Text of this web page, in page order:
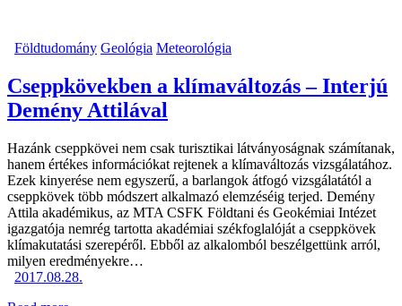
Földtudomány Geológia Meteorológia
Cseppkövekben a klímaváltozás – Interjú
Demény Attilával
Hazánk cseppkövei nem csak turisztikai látványoságnak számítanak,
hanem értékes információkat rejtenek a klímaváltozás vizsgálatához.
Ezek kinyerése nem egyszerű, a barlangok átfogó vizsgálatától a
cseppkövek több módszert alkalmazó elemzéséig terjed. Demény
Attila akadémikus, az MTA CSFK Földtani és Geokémiai Intézet
igazgatója nemrég tartotta akadémiai székfoglalóját a cseppkövek
klímakutatási szerepéről. Ebből az alkalomból beszélgettünk arról,
milyen eredményekre…
2017.08.28.